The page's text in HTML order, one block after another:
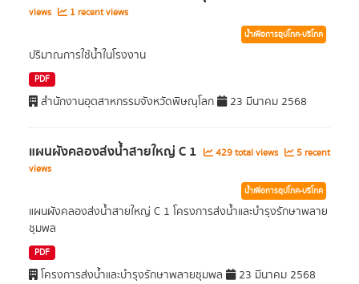
views
1 recent views
น้ำเพื่อการอุปโภค-บริโภค
ปริมาณการใช้น้ำในโรงงาน
PDF
สำนักงานอุตสาหกรรมจังหวัดพิษณุโลก 23 มีนาคม 2568
แผนผังคลองส่งน้ำสายใหญ่ C 1 429 total views
5 recent
views
น้ำเพื่อการอุปโภค-บริโภค
แผนผังคลองส่งน้ำสายใหญ่ C 1 โครงการส่งน้ำและบำรุงรักษาพลาย
ชุมพล
PDF
โครงการส่งน้ำและบำรุงรักษาพลายชุมพล 23 มีนาคม 2568